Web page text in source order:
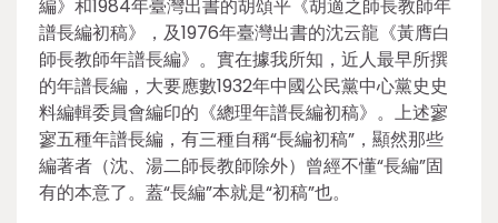
編》和1984年臺灣出書的胡頌平《胡適之師長教師年
譜長編初稿》，及1976年臺灣出書的沈云龍《黃膺白
師長教師年譜長編》。實在據我所知，近人最早所撰
的年譜長編，大要應數1932年中國公民黨中心黨史史
料編輯委員會編印的《總理年譜長編初稿》。上述寥
寥五種年譜長編，有三種自稱“長編初稿”，顯然那些
編著者（沈、湯二師長教師除外）曾經不懂“長編”固
有的本意了。蓋“長編”本就是“初稿”也。